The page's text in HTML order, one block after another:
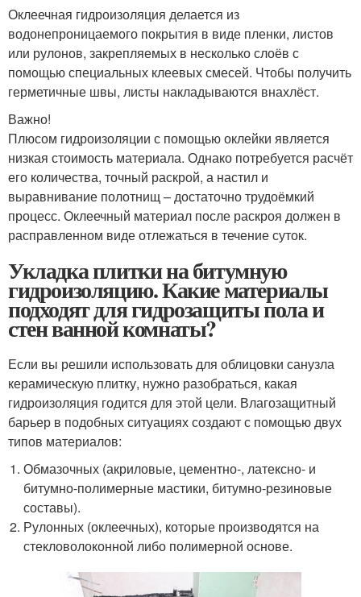
Оклеечная гидроизоляция делается из
водонепроницаемого покрытия в виде пленки, листов
или рулонов, закрепляемых в несколько слоёв с
помощью специальных клеевых смесей. Чтобы получить
герметичные швы, листы накладываются внахлёст.
Важно!
Плюсом гидроизоляции с помощью оклейки является
низкая стоимость материала. Однако потребуется расчёт
его количества, точный раскрой, а настил и
выравнивание полотнищ – достаточно трудоёмкий
процесс. Оклеечный материал после раскроя должен в
расправленном виде отлежаться в течение суток.
Укладка плитки на битумную
гидроизоляцию. Какие материалы
подходят для гидрозащиты пола и
стен ванной комнаты?
Если вы решили использовать для облицовки санузла
керамическую плитку, нужно разобраться, какая
гидроизоляция годится для этой цели. Влагозащитный
барьер в подобных ситуациях создают с помощью двух
типов материалов:
Обмазочных (акриловые, цементно-, латексно- и
битумно-полимерные мастики, битумно-резиновые
составы).
Рулонных (оклеечных), которые производятся на
стекловолоконной либо полимерной основе.